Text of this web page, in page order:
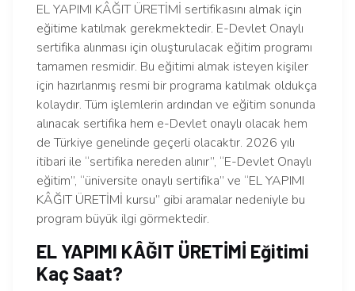
EL YAPIMI KÂĞIT ÜRETİMİ sertifikasını almak için
eğitime katılmak gerekmektedir. E-Devlet Onaylı
sertifika alınması için oluşturulacak eğitim programı
tamamen resmidir. Bu eğitimi almak isteyen kişiler
için hazırlanmış resmi bir programa katılmak oldukça
kolaydır. Tüm işlemlerin ardından ve eğitim sonunda
alınacak sertifika hem e-Devlet onaylı olacak hem
de Türkiye genelinde geçerli olacaktır. 2026 yılı
itibari ile “sertifika nereden alınır”, “E-Devlet Onaylı
eğitim”, “üniversite onaylı sertifika” ve “EL YAPIMI
KÂĞIT ÜRETİMİ kursu” gibi aramalar nedeniyle bu
program büyük ilgi görmektedir.
EL YAPIMI KÂĞIT ÜRETİMİ Eğitimi
Kaç Saat?